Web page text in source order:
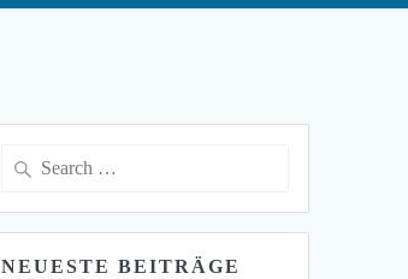
Search
NEUESTE BEITRÄGE